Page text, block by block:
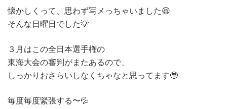
懐かしくって、思わず写メっちゃいました😆
そんな日曜日でした💡
３月はこの全日本選手権の
東海大会の審判がまたあるので、
しっかりおさらいしなくちゃなと思ってます🤓
毎度毎度緊張する〜💦